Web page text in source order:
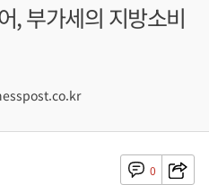
, 부가세의 지방소비
0